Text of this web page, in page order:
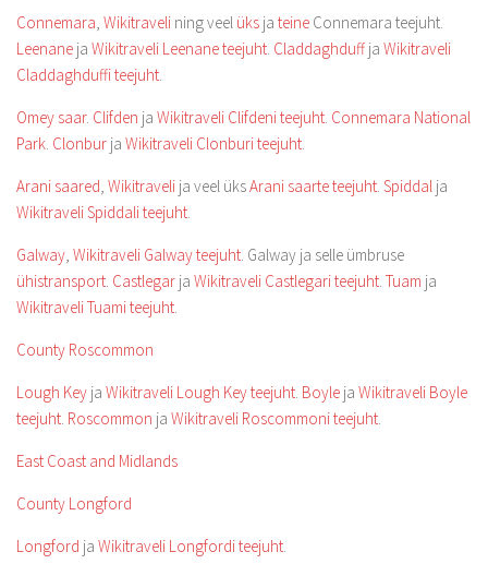
Connemara, Wikitraveli ning veel üks ja teine Connemara teejuht.
Leenane ja Wikitraveli Leenane teejuht. Claddaghduffja Wikitraveli
Claddaghduffi teejuht.
Omey saar. Clifden ja Wikitraveli Clifdeni teejuht. Connemara National
Park. Clonbur ja Wikitraveli Clonburi teejuht.
Arani saared, Wikitraveli ja veel üksArani saarte teejuht. Spiddal ja
Wikitraveli Spiddali teejuht.
Galway, Wikitraveli Galway teejuht. Galway ja selle ümbruse
ühistransport. Castlegar ja Wikitraveli Castlegari teejuht. Tuam ja
Wikitraveli Tuami teejuht.
County Roscommon
Lough Key ja Wikitraveli Lough Key teejuht. Boyle ja Wikitraveli Boyle
teejuht. Roscommon ja Wikitraveli Roscommoni teejuht.
East Coast and Midlands
County Longford
Longford ja Wikitraveli Longfordi teejuht.